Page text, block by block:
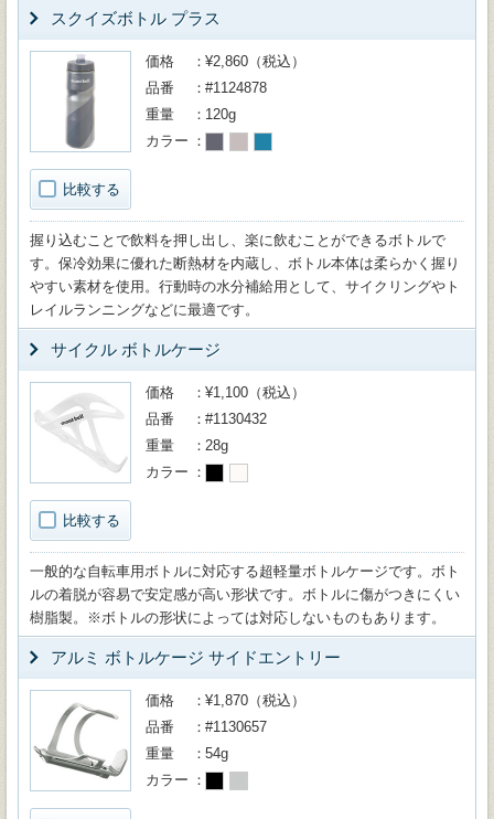
スクイズボトル プラス
比較する
価格
¥2,860（税込）
品番
#1124878
重量
120g
カラー
握り込むことで飲料を押し出し、楽に飲むことができるボトルで
す。保冷効果に優れた断熱材を内蔵し、ボトル本体は柔らかく握り
やすい素材を使用。行動時の水分補給用として、サイクリングやト
レイルランニングなどに最適です。
サイクル ボトルケージ
比較する
価格
¥1,100（税込）
品番
#1130432
重量
28g
カラー
一般的な自転車用ボトルに対応する超軽量ボトルケージです。ボト
ルの着脱が容易で安定感が高い形状です。ボトルに傷がつきにくい
樹脂製。※ボトルの形状によっては対応しないものもあります。
アルミ ボトルケージ サイドエントリー
価格
¥1,870（税込）
品番
#1130657
重量
54g
カラー